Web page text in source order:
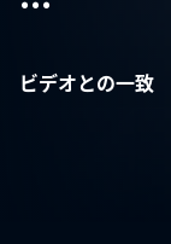
ビデオとの一致